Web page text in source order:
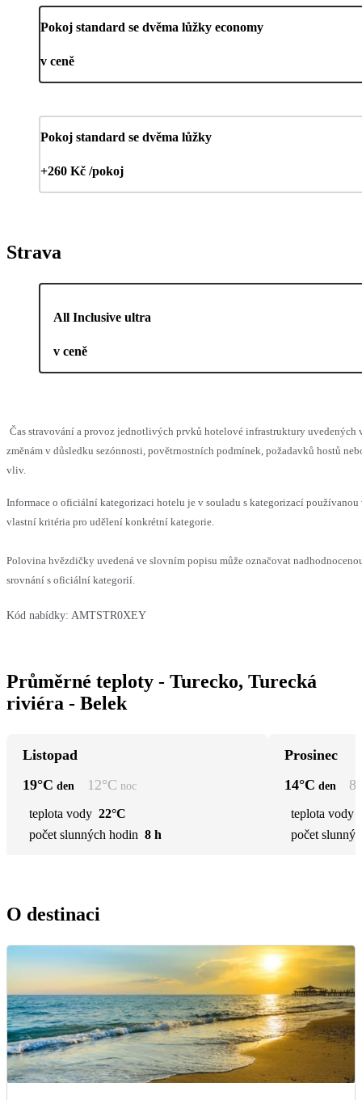
Pokoj standard se dvěma lůžky economy
v ceně
Pokoj standard se dvěma lůžky
+260 Kč /pokoj
Strava
All Inclusive ultra
v ceně
Čas stravování a provoz jednotlivých prvků hotelové infrastruktury uvedených
změnám v důsledku sezónnosti, povětrnostních podmínek, požadavků hostů
vliv.
Informace o oficiální kategorizaci hotelu je v souladu s kategorizací používanou
vlastní kritéria pro udělení konkrétní kategorie.
Polovina hvězdičky uvedená ve slovním popisu může označovat
srovnání s oficiální kategorií.
Kód nabídky: AMTSTR0XEY
Průměrné teploty - Turecko, Turecká
riviéra - Belek
Listopad
19°C den 12°C noc
teplota vody 22°C
počet slunných hodin 8 h
Prosinec
14°C den 8
teplota vody
počet
O destinaci